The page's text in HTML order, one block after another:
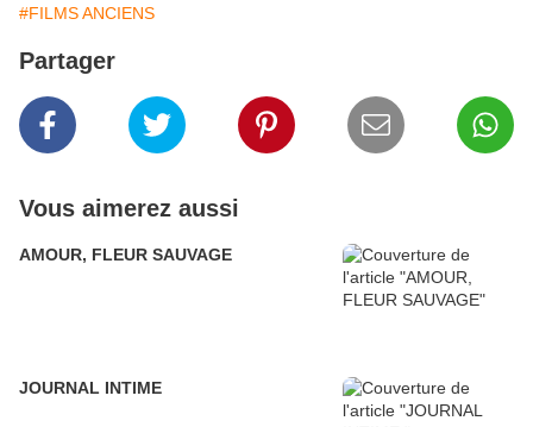
#FILMS ANCIENS
Partager
Vous aimerez aussi
AMOUR, FLEUR SAUVAGE
JOURNAL INTIME